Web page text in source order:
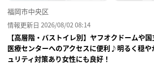
福岡市中央区
情報更新日 2026/08/02 08:14
【高層階・バストイレ別】ヤフオクドームや
医療センターへのアクセスに便利♪明るく穏や
ュリティ対策あり女性にも良好！